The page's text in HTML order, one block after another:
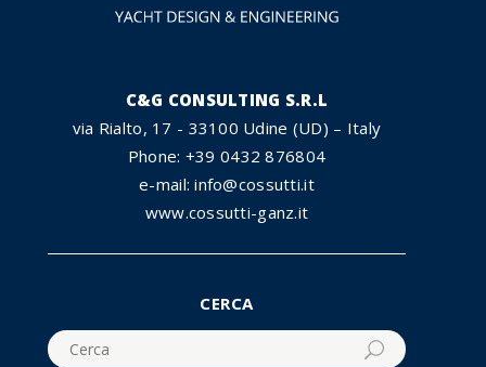
C&G CONSULTING S.R.L
via Rialto, 17 - 33100 Udine (UD) – Italy
Phone: +39 0432 876804
e-mail: info@cossutti.it
www.cossutti-ganz.it
CERCA